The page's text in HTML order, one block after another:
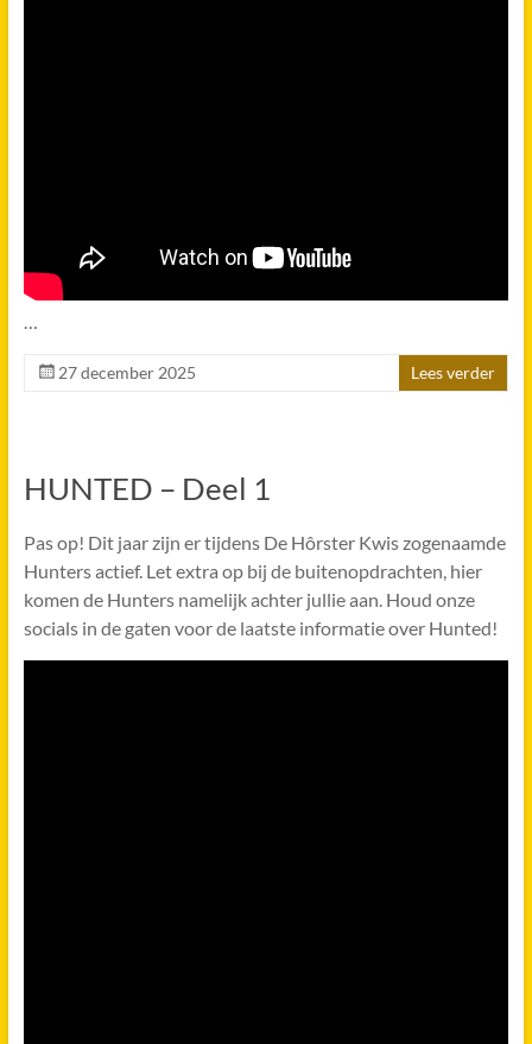
…
27 december 2025 Lees verder
HUNTED – Deel 1
Pas op! Dit jaar zijn er tijdens De Hôrster Kwis zogenaamde
Hunters actief. Let extra op bij de buitenopdrachten, hier
komen de Hunters namelijk achter jullie aan. Houd onze
socials in de gaten voor de laatste informatie over Hunted!